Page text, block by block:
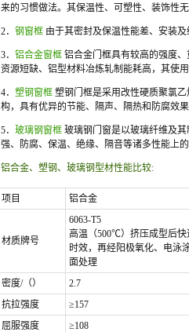
来的习惯做法。其保温性、可塑性、装饰性
2． 钢窗框 由于其密封及保温性能差、安装
3． 铝合金窗框 铝合金门框具有较高的强度
资源短缺、铝型材料冶炼轧制能耗高，其使
4． 塑钢窗框 塑钢门框是采用改性硬质聚氯
构，具有优异的节能、隔声、隔热和防腐效
5． 玻璃钢窗框 玻璃钢门窗是以玻璃纤维及
强、防腐、保温、绝缘、隔音等诸多性能上
铝合金、塑钢、玻璃钢型材性能比较:
项目 铝合金
材质牌号
6063-T5
高温（500℃）挤压成型后快
时效，再经阳极氧化、电泳
面处理
密度/（）
2.7
抗拉强度
≥157
屈服强度
≥108